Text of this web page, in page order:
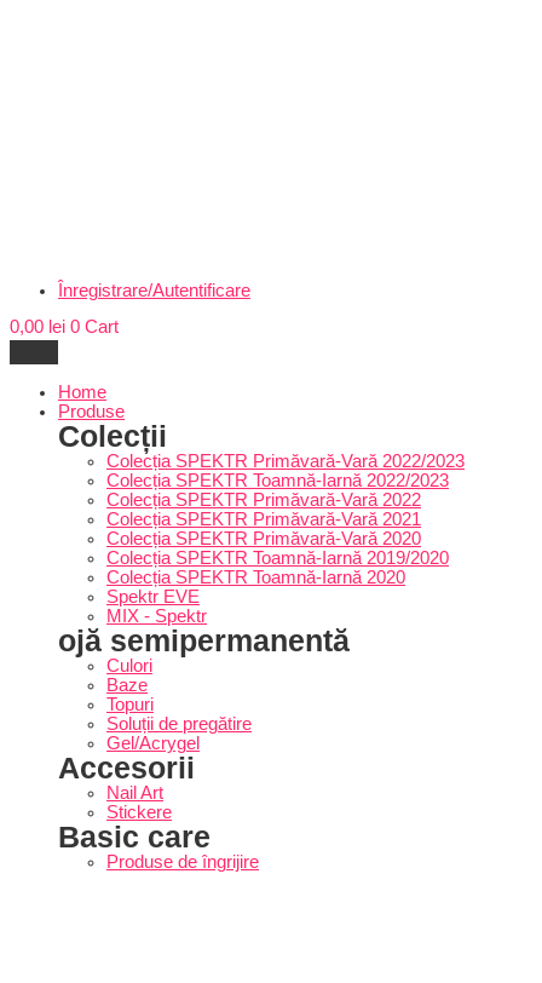
Înregistrare/Autentificare
0,00 lei 0 Cart
Home
Produse
Colecții
Colecția SPEKTR Primăvară-Vară 2022/2023
Colecția SPEKTR Toamnă-Iarnă 2022/2023
Colecția SPEKTR Primăvară-Vară 2022
Colecția SPEKTR Primăvară-Vară 2021
Colecția SPEKTR Primăvară-Vară 2020
Colecția SPEKTR Toamnă-Iarnă 2019/2020
Colecția SPEKTR Toamnă-Iarnă 2020
Spektr EVE
MIX - Spektr
ojă semipermanentă
Culori
Baze
Topuri
Soluții de pregătire
Gel/Acrygel
Accesorii
Nail Art
Stickere
Basic care
Produse de îngrijire